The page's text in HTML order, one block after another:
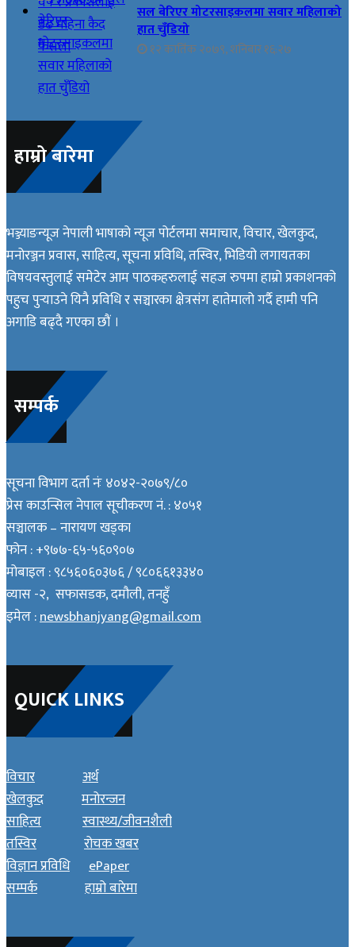
सल बेरिएर मोटरसाइकलमा सवार महिलाको
हात चुँडियो
१२ कार्तिक २०७९, शनिबार १६:२७
हाम्रो बारेमा
भञ्ज्याङन्यूज नेपाली भाषाको न्यूज पोर्टलमा समाचार, विचार, खेलकुद,
मनोरञ्जन प्रवास, साहित्य, सूचना प्रविधि, तस्विर, भिडियो लगायतका
विषयवस्तुलाई समेटेर आम पाठकहरुलाई सहज रुपमा हाम्रो प्रकाशनको
पहुच पुर्‍याउने यिनै प्रविधि र सञ्चारका क्षेत्रसंग हातेमालो गर्दै हामी पनि
अगाडि बढ्दै गएका छौं ।
सम्पर्क
सूचना विभाग दर्ता नंः ४०४२-२०७९/८०
प्रेस काउन्सिल नेपाल सूचीकरण नं. : ४०५१
सञ्चालक – नारायण खड्का
फोन : +९७७-६५-५६०९०७
मोबाइल : ९८५६०६०३७६ / ९८०६६१३३४०
व्यास -२, सफासडक, दमौली, तनहुँ
इमेल :newsbhanjyang@gmail.com
QUICK LINKS
विचार
अर्थ
खेलकुद
मनोरन्जन
साहित्य
स्वास्थ्य/जीवनशैली
तस्विर
रोचक खबर
विज्ञान प्रविधि
ePaper
सम्पर्क
हाम्रो बारेमा